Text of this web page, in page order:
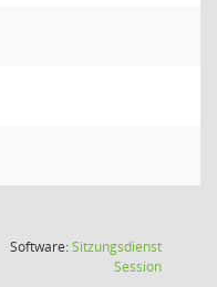
Software:Sitzungsdienst
Session(Wird in